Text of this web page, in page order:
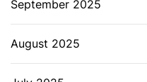
September 2025
August 2025